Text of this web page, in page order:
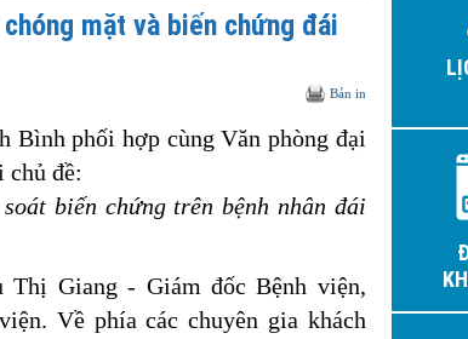
mặt và biến chứng đái
Bản in
Bình phối hợp cùng Văn phòng đại
chủ đề:
biến chứng trên bệnh nhân đái
Giang - Giám đốc Bệnh viện,
Về phía các chuyên gia khách